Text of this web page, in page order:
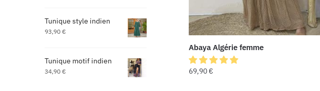
Abaya Algérie femme
69,90€
Tunique style indien
93,90 €
Tunique motif indien
34,90 €